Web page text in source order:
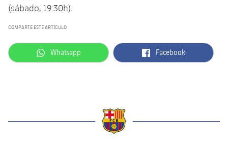
(sábado, 19:30h).
COMPARTE ESTE ARTÍCULO
label.aria.whatsapp
Whatsapp label.aria.facebook
Facebook